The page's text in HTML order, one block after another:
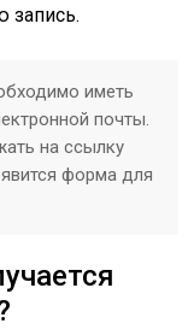
запись.
иметь
почты.
на ссылку
форма для